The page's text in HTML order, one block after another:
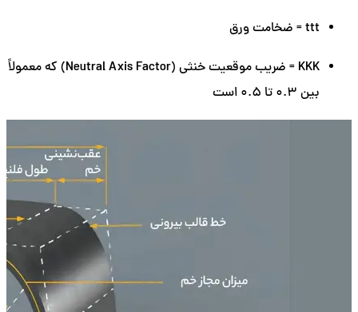
ttt = ضخامت ورق
KKK
= ضریب موقعیت خنثی (Neutral Axis Factor) که معمولاً
بین 0.3 تا 0.5 است